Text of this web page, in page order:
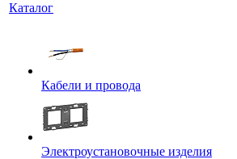
Каталог
Кабели и провода
Электроустановочные изделия